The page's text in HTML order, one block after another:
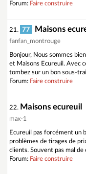
Forum: Faire construire
21. 77 Maisons
fanfan_montrouge
Bonjour, Nous sommes
et Maisons Ecureuil. Avec
tombez sur un bon sous-
Forum: Faire construire
22. Maisons ecureuil
max-1
Ecureuil pas forcément un
problèmes de tirages de
clients. Souvent pas mal de
Forum: Faire construire